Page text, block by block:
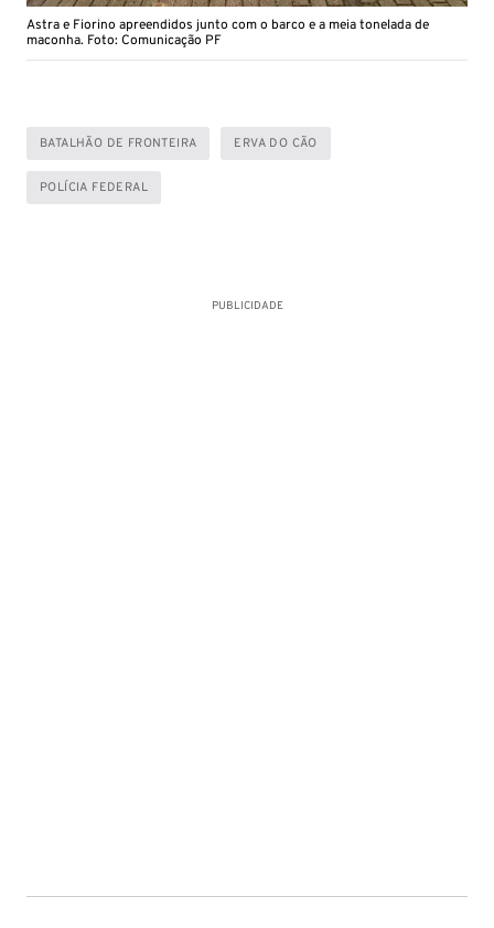
Astra e Fiorino apreendidos junto com o barco e a meia tonelada de
maconha. Foto: Comunicação PF
BATALHÃO DE FRONTEIRA ERVA DO CÃO
POLÍCIA FEDERAL
PUBLICIDADE